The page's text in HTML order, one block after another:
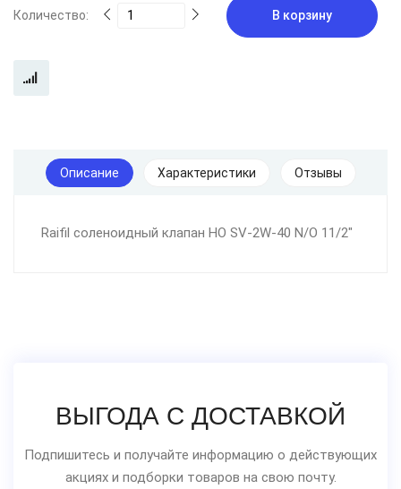
Количество: В корзину
Описание Характеристики Отзывы
Raifil соленоидный клапан НО SV-2W-40 N/О 11/2"
ВЫГОДА С ДОСТАВКОЙ
Подпишитесь и получайте информацию о действующих
акциях и подборки товаров на свою почту.